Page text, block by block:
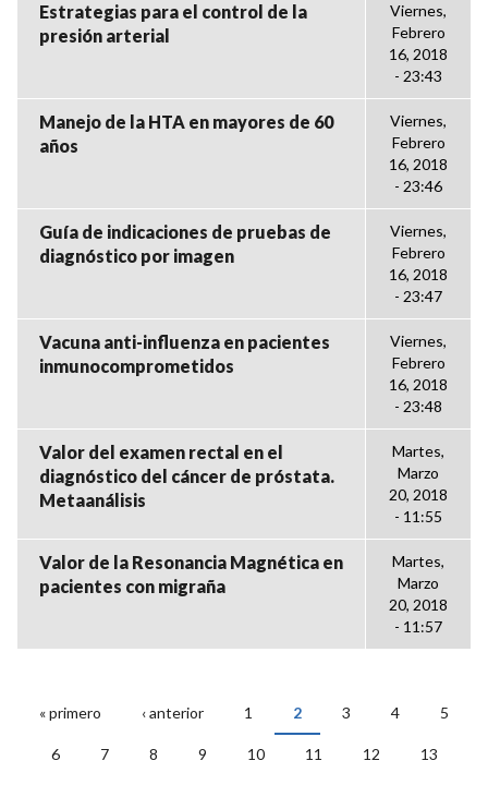
Estrategias para el control de la
presión arterial
Viernes,
Febrero
16, 2018
- 23:43
Manejo de la HTA en mayores de 60
años
Viernes,
Febrero
16, 2018
- 23:46
Guía de indicaciones de pruebas de
diagnóstico por imagen
Viernes,
Febrero
16, 2018
- 23:47
Vacuna anti-influenza en pacientes
inmunocomprometidos
Viernes,
Febrero
16, 2018
- 23:48
Valor del examen rectal en el
diagnóstico del cáncer de próstata.
Metaanálisis
Martes,
Marzo
20, 2018
- 11:55
Valor de la Resonancia Magnética en
pacientes con migraña
Martes,
Marzo
20, 2018
- 11:57
PÁGINAS
« primero ‹ anterior 1 2 3 4 5
6 7 8 9 10 11 12 13